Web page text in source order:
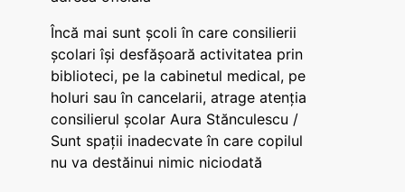
Încă mai sunt școli în care consilierii
școlari își desfășoară activitatea prin
biblioteci, pe la cabinetul medical, pe
holuri sau în cancelarii, atrage atenția
consilierul școlar Aura Stănculescu /
Sunt spații inadecvate în care copilul
nu va destăinui nimic niciodată